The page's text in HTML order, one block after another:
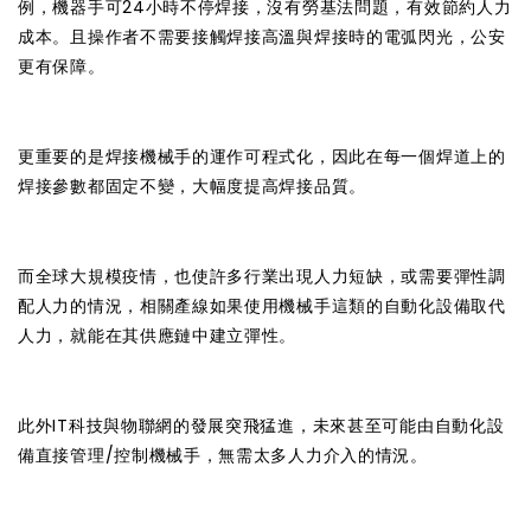
例，機器手可24小時不停焊接，沒有勞基法問題，有效節約人力
成本。且操作者不需要接觸焊接高溫與焊接時的電弧閃光，公安
更有保障。
更重要的是焊接機械手的運作可程式化，因此在每一個焊道上的
焊接參數都固定不變，大幅度提高焊接品質。
而全球大規模疫情，也使許多行業出現人力短缺，或需要彈性調
配人力的情況，相關產線如果使用機械手這類的自動化設備取代
人力，就能在其供應鏈中建立彈性。
此外IT科技與物聯網的發展突飛猛進，未來甚至可能由自動化設
備直接管理/控制機械手，無需太多人力介入的情況。